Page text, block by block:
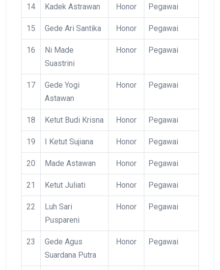
14 Kadek Astrawan Honor Pegawai
15 Gede Ari Santika Honor Pegawai
16
Ni Made
Suastrini
Honor Pegawai
17
Gede Yogi
Astawan
Honor Pegawai
18 Ketut Budi Krisna Honor Pegawai
19 I Ketut Sujiana Honor Pegawai
20 Made Astawan Honor Pegawai
21 Ketut Juliati Honor Pegawai
22
Luh Sari
Puspareni
Honor Pegawai
23
Gede Agus
Suardana Putra
Honor Pegawai